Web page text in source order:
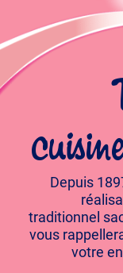
Depuis
traditionnel
vous
votre